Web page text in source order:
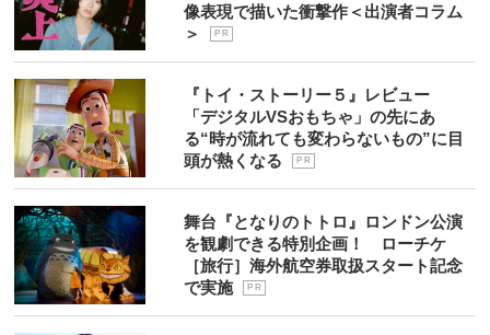
像表現で描いた衝撃作＜出演者コラム
＞
P R
『トイ・ストーリー５』レビュー
「デジタルVSおもちゃ」の先にあ
る“時が流れても変わらないもの”に目
頭が熱くなる
P R
舞台『となりのトトロ』ロンドン公演
を観劇できる特別企画！ ローチケ
［旅行］海外航空券取扱スタート記念
で実施
P R